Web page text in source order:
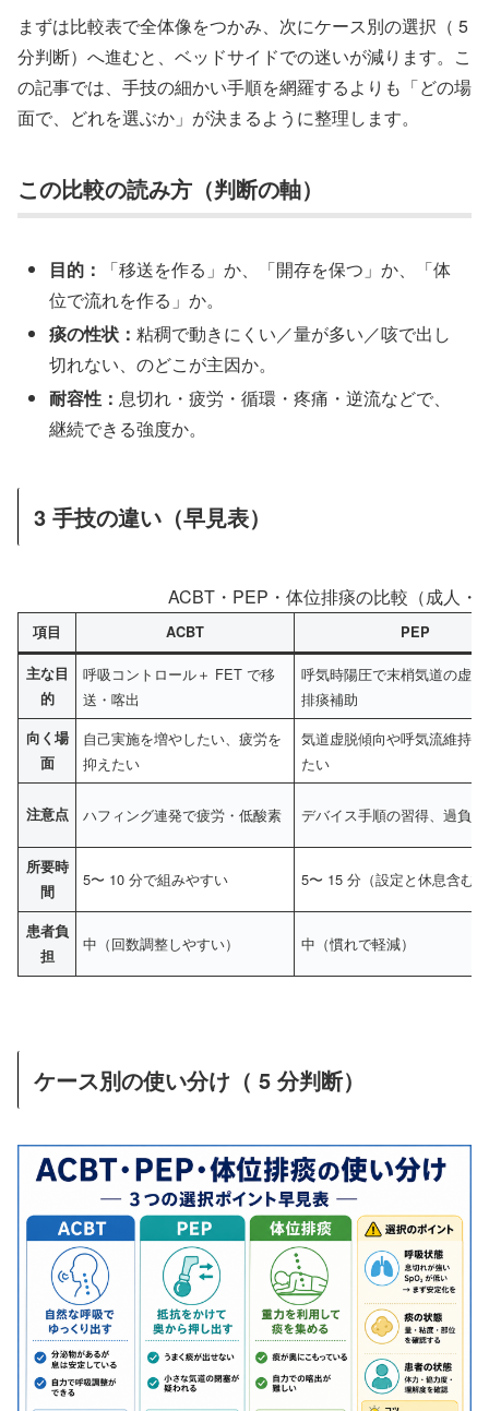
まずは比較表で全体像をつかみ、次にケース別の選択（ 5
分判断）へ進むと、ベッドサイドでの迷いが減ります。こ
の記事では、手技の細かい手順を網羅するよりも「どの場
面で、どれを選ぶか」が決まるように整理します。
この比較の読み方（判断の軸）
目的：
「移送を作る」か、「開存を保つ」か、「体
位で流れを作る」か。
痰の性状：粘稠で動きにくい／量が多い／咳で出し
切れない、のどこが主因か。
耐容性：息切れ・疲労・循環・疼痛・逆流などで、
継続できる強度か。
3 手技の違い（早見表）
ACBT・PEP・体位排痰の比較（成人・
項目 ACBT PEP
主な目
的
呼吸コントロール＋ FET で移
送・喀出
呼気時陽圧で末梢気道の虚
排痰補助
向く場
面
自己実施を増やしたい、疲労を
抑えたい
気道虚脱傾向や呼気流維持
たい
注意点 ハフィング連発で疲労・低酸素 デバイス手順の習得、過負
所要時
間
5〜 10 分で組みやすい 5〜 15 分（設定と休息含む）
患者負
担
中（回数調整しやすい） 中（慣れで軽減）
ケース別の使い分け（ 5 分判断）